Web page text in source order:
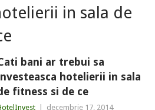
in sala de
bani ar trebui sa
hotelierii in sala
fitness si de ce
decembrie 17, 2014